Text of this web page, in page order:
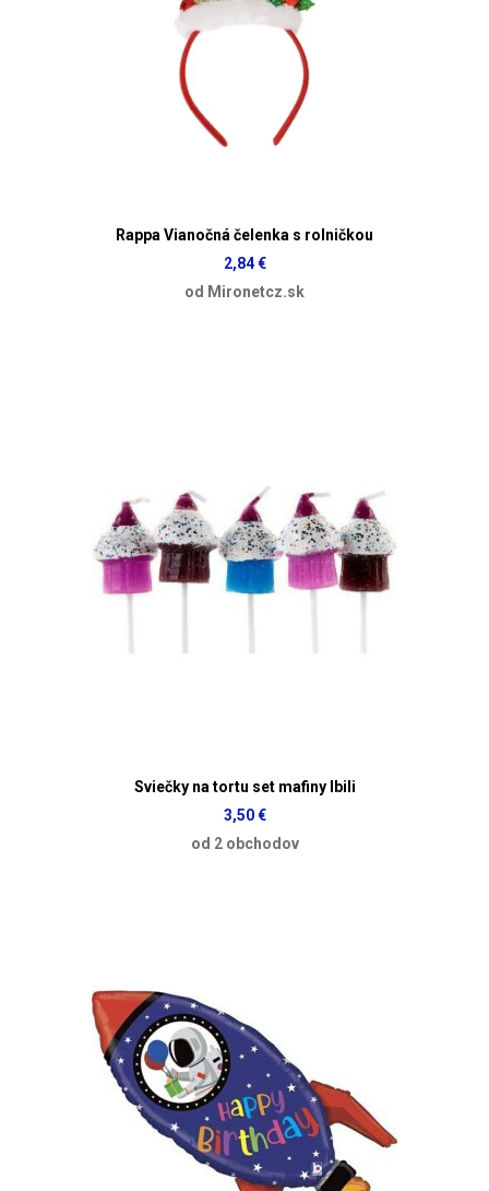
Rappa Vianočná čelenka s rolničkou
2,84 €
od Mironetcz.sk
Sviečky na tortu set mafiny Ibili
3,50 €
od 2 obchodov